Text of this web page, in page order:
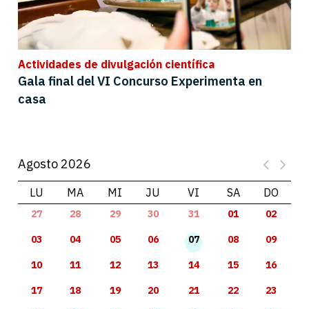
Actividades de divulgación científica
Gala final del VI Concurso Experimenta en
casa
Agosto 2026
LU MA MI JU VI SA DO
27 28 29 30 31 01 02
03 04 05 06 07 08 09
10 11 12 13 14 15 16
17 18 19 20 21 22 23